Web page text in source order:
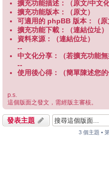
擴充功能描述：（原文/中文化
擴充功能版本：（原文）
可適用的 phpBB 版本：（原
擴充功能下載：（連結位址）
資料來源：（連結位址）
--
中文化分享：（若擴充功能
--
使用後心得：（簡單陳述您
p.s.
這個版面之發文，需經版主審核。
發表主題
3 個主題 •